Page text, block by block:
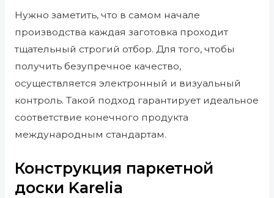
Нужно заметить, что в самом начале
производства каждая заготовка проходит
тщательный строгий отбор. Для того, чтобы
получить безупречное качество,
осуществляется электронный и визуальный
контроль. Такой подход гарантирует идеальное
соответствие конечного продукта
международным стандартам.
Конструкция паркетной
доски Karelia